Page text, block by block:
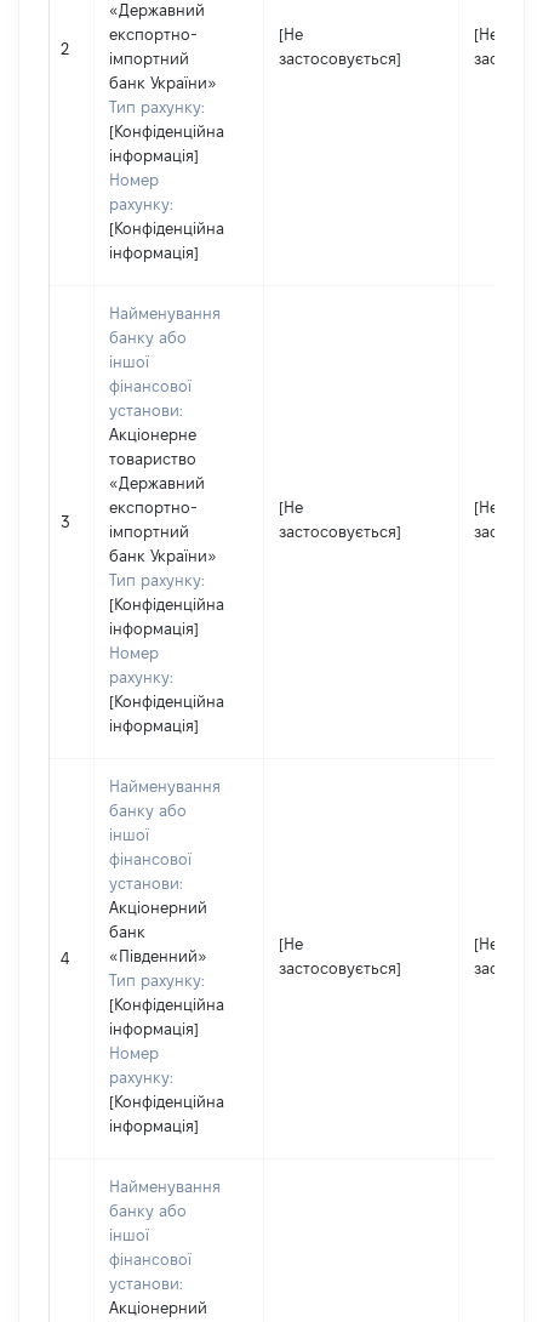
2
«Державний
експортно-
імпортний
банк України»
Тип рахунку:
[Конфіденційна
інформація]
Номер
рахунку:
[Конфіденційна
інформація]
[Не
застосовується]
[Не
3
Найменування
банку або
іншої
фінансової
установи:
Акціонерне
товариство
«Державний
експортно-
імпортний
банк України»
Тип рахунку:
[Конфіденційна
інформація]
Номер
рахунку:
[Конфіденційна
інформація]
[Не
застосовується]
[Не
4
Найменування
банку або
іншої
фінансової
установи:
Акціонерний
банк
«Південний»
Тип рахунку:
[Конфіденційна
інформація]
Номер
рахунку:
[Конфіденційна
інформація]
[Не
застосовується]
[Не
Найменування
банку або
іншої
фінансової
установи:
Акціонерний